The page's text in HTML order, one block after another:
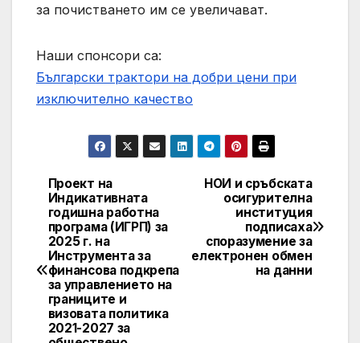
за почистването им се увеличават.
Наши спонсори са:
Български трактори на добри цени при
изключително качество
Post
navigation
НОИ и сръбската
осигурителна
институция
подписаха
споразумение за
електронен обмен
на данни
Проект на
Индикативната
годишна работна
програма (ИГРП) за
2025 г. на
Инструмента за
финансова подкрепа
за управлението на
границите и
визовата политика
2021-2027 за